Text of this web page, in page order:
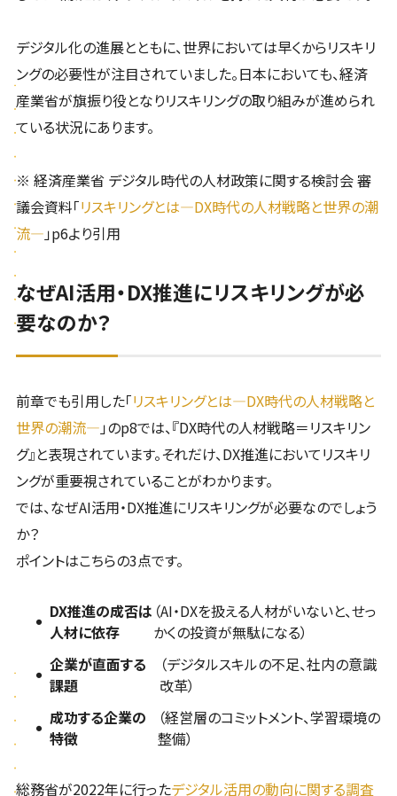
デジタル化の進展とともに、世界においては早くからリスキリ
ングの必要性が注目されていました。日本においても、経済
産業省が旗振り役となりリスキリングの取り組みが進められ
ている状況にあります。
※ 経済産業省 デジタル時代の人材政策に関する検討会 審
議会資料「リスキリングとは―DX時代の人材戦略と世界の潮
流―」p6より引用
なぜAI活用・DX推進にリスキリングが必
要なのか？
前章でも引用した「リスキリングとは―DX時代の人材戦略と
世界の潮流―」のp8では、『DX時代の人材戦略＝リスキリン
グ』と表現されています。それだけ、DX推進においてリスキリ
ングが重要視されていることがわかります。
では、なぜAI活用・DX推進にリスキリングが必要なのでしょう
か？
ポイントはこちらの3点です。
DX推進の成否は
人材に依存
（AI・DXを扱える人材がいないと、せっ
かくの投資が無駄になる）
企業が直面する
課題
（デジタルスキルの不足、社内の意識
改革）
成功する企業の
特徴
（経営層のコミットメント、学習環境の
整備）
総務省が2022年に行ったデジタル活用の動向に関する調査